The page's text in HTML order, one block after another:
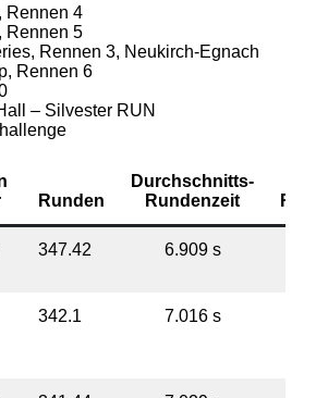
Rennen 4
Rennen 5
Rennen 3, Neukirch-Egnach
Rennen 6
– Silvester RUN
Runden
Durchschnitts-
Rundenzeit
347.42 6.909 s
342.1 7.016 s